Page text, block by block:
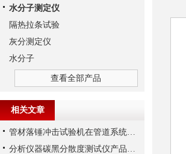
水分子测定仪
隔热拉条试验
灰分测定仪
水分子
查看全部产品
相关文章
管材落锤冲击试验机在管道系统安全性评估和优化
分析仪器碳黑分散度测试仪产品简介